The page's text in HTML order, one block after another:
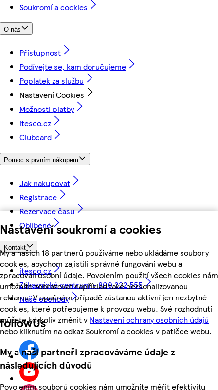
Nastavení soukromí a cookies
My a našich 18 partnerů používáme nebo ukládáme soubory
cookies, abychom zajistili správné fungování webu a
zpracovali osobní údaje. Povolením použití všech cookies nám
umožníte zobrazovat například také personalizovanou
reklamu. V opačném případě zůstanou aktivní jen nezbytné
cookies, které potřebujeme k provozu webu. Své rozhodnutí
můžete kdykoliv změnit v Nastavení ochrany osobních údajů
nebo kliknutím na odkaz Soukromí a cookies v patičce webu.
My a naši partneři zpracováváme údaje z
následujících důvodů
Povolením souborů cookies nám umožníte měřit efektivitu
Soukromí a cookies
O nás
Přístupnost
Podívejte se, kam doručujeme
Poplatek za službu
Nastavení Cookies
Možnosti platby
itesco.cz
Clubcard
Pomoc s prvním nákupem
Jak nakupovat
Registrace
Rezervace času
Oblíbené
Kontakt
itesco.cz
Zákaznické centrum - 800 222 555
Naše obchody
followUs